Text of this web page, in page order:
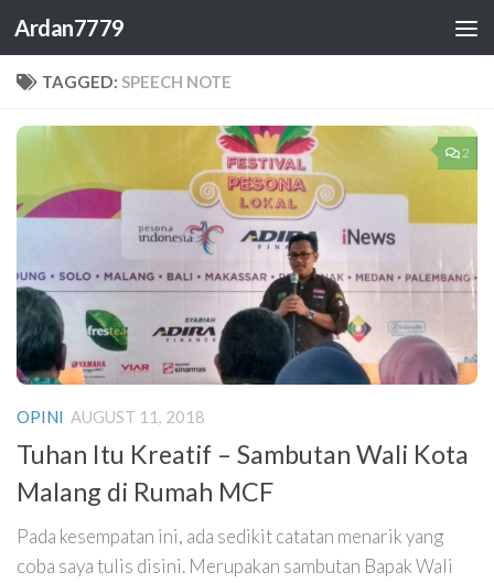
Skip to content
Ardan7779
TAGGED: SPEECH NOTE
2
OPINI AUGUST 11, 2018
Tuhan Itu Kreatif – Sambutan Wali Kota
Malang di Rumah MCF
Pada kesempatan ini, ada sedikit catatan menarik yang
coba saya tulis disini. Merupakan sambutan Bapak Wali